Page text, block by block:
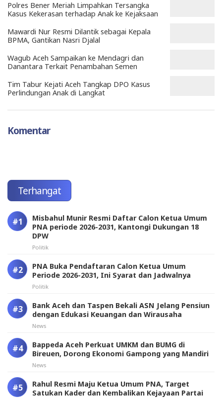
Polres Bener Meriah Limpahkan Tersangka
Kasus Kekerasan terhadap Anak ke Kejaksaan
Mawardi Nur Resmi Dilantik sebagai Kepala
BPMA, Gantikan Nasri Djalal
Wagub Aceh Sampaikan ke Mendagri dan
Danantara Terkait Penambahan Semen
Tim Tabur Kejati Aceh Tangkap DPO Kasus
Perlindungan Anak di Langkat
Komentar
Terhangat
Misbahul Munir Resmi Daftar Calon Ketua Umum
PNA periode 2026-2031, Kantongi Dukungan 18
DPW
Politik
PNA Buka Pendaftaran Calon Ketua Umum
Periode 2026-2031, Ini Syarat dan Jadwalnya
Politik
Bank Aceh dan Taspen Bekali ASN Jelang Pensiun
dengan Edukasi Keuangan dan Wirausaha
News
Bappeda Aceh Perkuat UMKM dan BUMG di
Bireuen, Dorong Ekonomi Gampong yang Mandiri
News
Rahul Resmi Maju Ketua Umum PNA, Target
Satukan Kader dan Kembalikan Kejayaan Partai